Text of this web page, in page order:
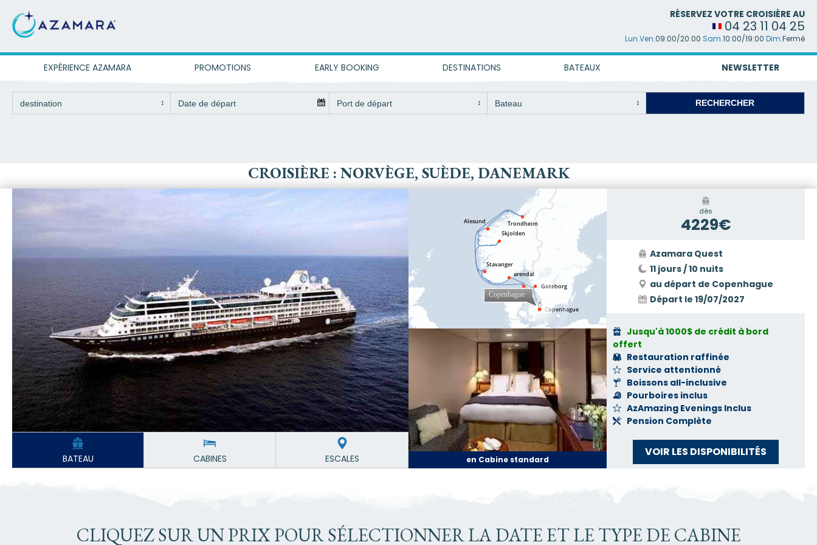
RÉSERVEZ VOTRE CROISIÈRE AU
04 23 11 04 25
Lun.Ven.09:00/20:00 Sam.10:00/19:00 Dim.Fermé
EXPÉRIENCE AZAMARA PROMOTIONS EARLY BOOKING DESTINATIONS BATEAUX NEWSLETTER
CROISIÈRE : NORVÈGE, SUÈDE, DANEMARK
BATEAU CABINES ESCALES en Cabine standard
dès
4229€
Azamara Quest
11 jours / 10 nuits
au départ de Copenhague
Départ le 19/07/2027
Jusqu'à 1000$ de crédit à bord
offert
Restauration raffinée
Service attentionné
Boissons all-inclusive
Pourboires inclus
AzAmazing Evenings Inclus
Pension Complète
VOIR LES DISPONIBILITÉS
CLIQUEZ SUR UN PRIX POUR SÉLECTIONNER LA DATE ET LE TYPE DE CABINE